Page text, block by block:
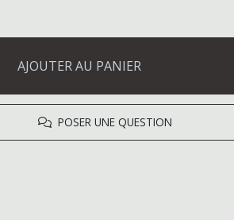
AJOUTER AU PANIER
POSER UNE QUESTION